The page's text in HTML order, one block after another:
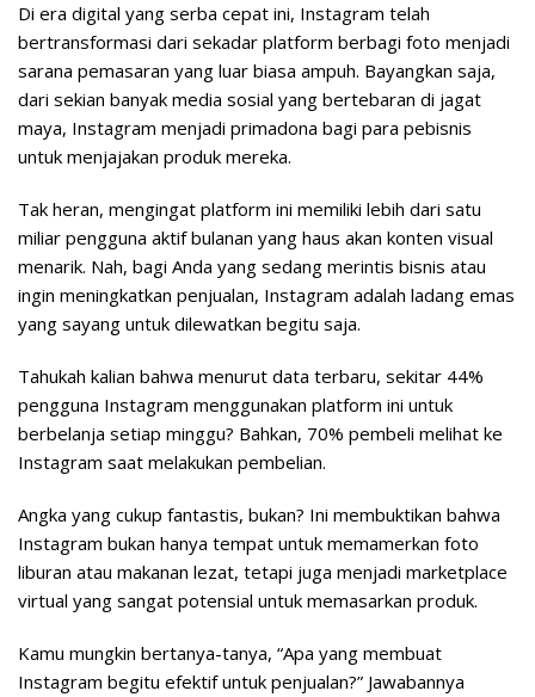
Di era digital yang serba cepat ini, Instagram telah
bertransformasi dari sekadar platform berbagi foto menjadi
sarana pemasaran yang luar biasa ampuh. Bayangkan saja,
dari sekian banyak media sosial yang bertebaran di jagat
maya, Instagram menjadi primadona bagi para pebisnis
untuk menjajakan produk mereka.
Tak heran, mengingat platform ini memiliki lebih dari satu
miliar pengguna aktif bulanan yang haus akan konten visual
menarik. Nah, bagi Anda yang sedang merintis bisnis atau
ingin meningkatkan penjualan, Instagram adalah ladang emas
yang sayang untuk dilewatkan begitu saja.
Tahukah kalian bahwa menurut data terbaru, sekitar 44%
pengguna Instagram menggunakan platform ini untuk
berbelanja setiap minggu? Bahkan, 70% pembeli melihat ke
Instagram saat melakukan pembelian.
Angka yang cukup fantastis, bukan? Ini membuktikan bahwa
Instagram bukan hanya tempat untuk memamerkan foto
liburan atau makanan lezat, tetapi juga menjadi marketplace
virtual yang sangat potensial untuk memasarkan produk.
Kamu mungkin bertanya-tanya, “Apa yang membuat
Instagram begitu efektif untuk penjualan?” Jawabannya